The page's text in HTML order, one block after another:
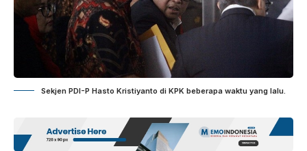
Sekjen PDI-P Hasto Kristiyanto di KPK beberapa waktu yang lalu.